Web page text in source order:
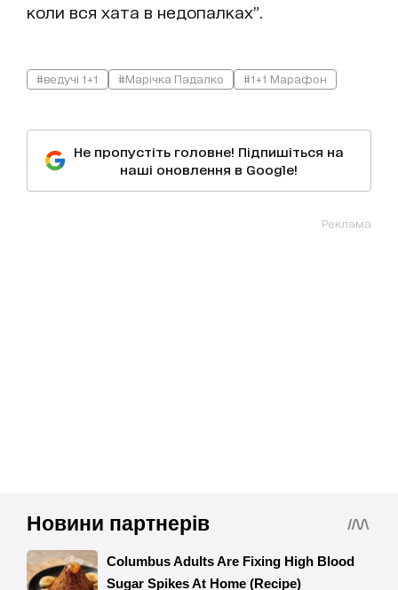
коли вся хата в недопалках”.
#ведучі 1+1 #Марічка Падалко #1+1 Марафон
Не пропустіть головне! Підпишіться на
наші оновлення в Google!
Реклама